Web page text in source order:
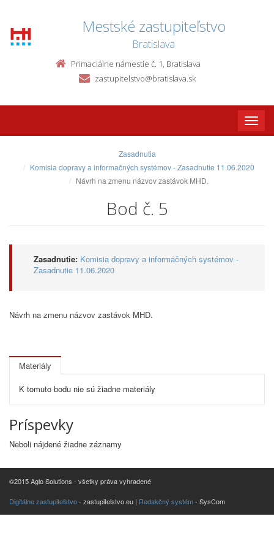
Mestské zastupiteľstvo
Bratislava
Primaciálne námestie č. 1, Bratislava
zastupitelstvo@bratislava.sk
Toggle
Zasadnutia
Komisia dopravy a informačných systémov - Zasadnutie 11.06.2020
Návrh na zmenu názvov zastávok MHD.
Bod č. 5
Zasadnutie: Komisia dopravy a informačných systémov -
Zasadnutie 11.06.2020
Návrh na zmenu názvov zastávok MHD.
Materiály
K tomuto bodu nie sú žiadne materiály
Príspevky
Neboli nájdené žiadne záznamy
©2015 Aglo Solutions - všetky práva vyhradené
Digitálne zastupiteľstvo- zastupitelstvo.eu | Redakčný systém- SysCom